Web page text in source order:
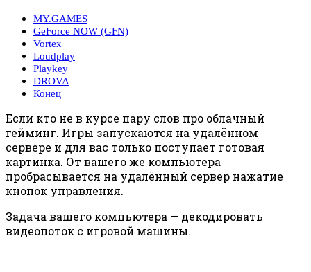
MY.GAMES
GeForce NOW (GFN)
Vortex
Loudplay
Playkey
DROVA
Конец
Если кто не в курсе пару слов про облачный
гейминг. Игры запускаются на удалённом
сервере и для вас только поступает готовая
картинка. От вашего же компьютера
пробрасывается на удалённый сервер нажатие
кнопок управления.
Задача вашего компьютера — декодировать
видеопоток с игровой машины.